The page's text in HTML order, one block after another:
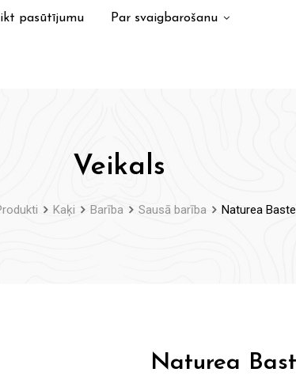
pasūtījumu Par svaigbarošanu
Veikals
Kaķi Barība Sausā barība Naturea
Naturea